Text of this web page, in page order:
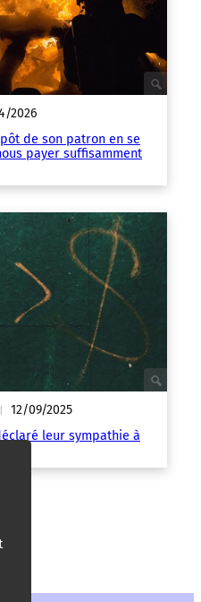
2026
de son patron en se
payer suffisamment
| 12/09/2025
leur sympathie à